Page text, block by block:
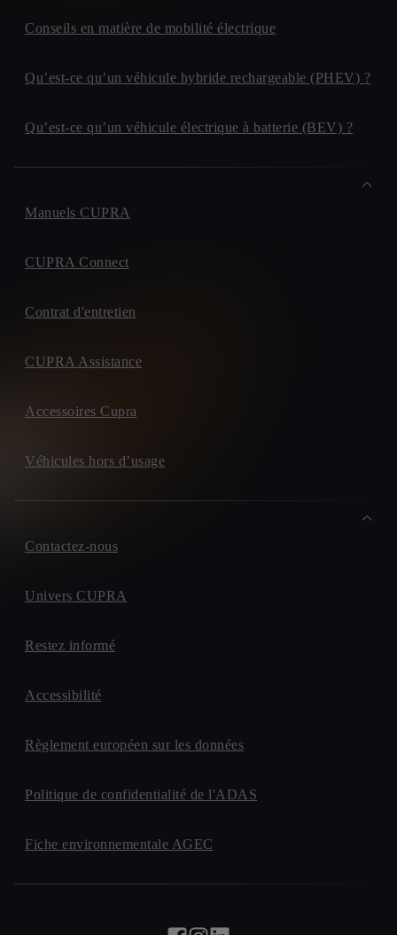
Conseils en matière de mobilité électrique
Qu’est-ce qu’un véhicule hybride rechargeable (PHEV) ?
Qu’est-ce qu’un véhicule électrique à batterie (BEV) ?
Manuels CUPRA
CUPRA Connect
Contrat d'entretien
CUPRA Assistance
Accessoires Cupra
Véhicules hors d’usage
Contactez-nous
Univers CUPRA
Restez informé
Accessibilité
Règlement européen sur les données
Politique de confidentialité de l'ADAS
Fiche environnementale AGEC